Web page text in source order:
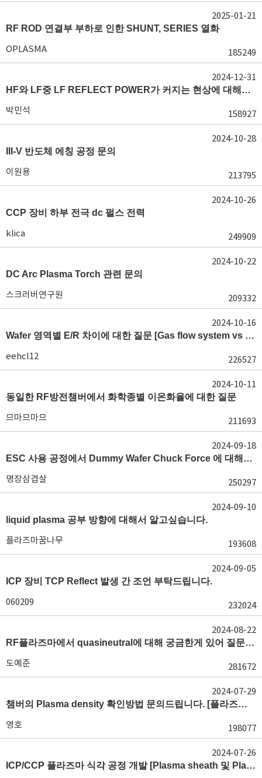
RF ROD 연결부 부하로 인한 SHUNT, SERIES 열화
OPLASMA 185249
2025-01-21
HF와 LF중 LF REFLECT POWER가 커지는 현상에 대해서 도움이 필요합니다.
박민석 158927
2024-12-31
III-V 반도체 에칭 공정 문의
이원용 213795
2024-10-28
CCP 장비 하부 전극 dc 펄스 전력
klica 249909
2024-10-26
DC Arc Plasma Torch 관련 문의
스크러버연구원 209332
2024-10-22
Wafer 영역별 E/R 차이에 대한 질문 [Gas flow system vs E/R]
eehcl12 226527
2024-10-16
동일한 RF방전챔버에서 화학종별 이온화율에 대한 질문
므마므마므 211693
2024-10-11
ESC 사용 공정에서 Dummy Wafer Chuck Force 에 대해서 궁급합니다
명장삼겹살 250297
2024-09-18
liquid plasma 공부 방향에 대해서 알고싶습니다.
플라즈마꿈나무 193608
2024-09-10
ICP 장비 TCP Reflect 발생 간 조언 부탁드립니다.
060209 232024
2024-09-05
RF플라즈마에서 quasineutral에 대해 궁금한게 있어 질문글 올립니다.[quasineutral]
도예준 281672
2024-08-22
챔버의 Plasma density 확인방법 문의드립니다. [플라즈마 모니터링, OES, LP]
영호 198077
2024-07-29
ICP/CCP 플라즈마 식각 공정 개발 [Plasma sheath 및 Plasma generation]
2024-07-26